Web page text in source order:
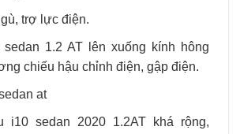
trợ lực điện.
1.2 AT lên xuống kính hông
chiếu hậu chỉnh điện, gập điện.
i10 sedan 2020 1.2AT khá rộng,